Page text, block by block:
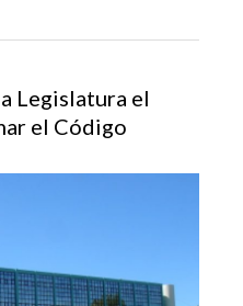
Legislatura el
el Código